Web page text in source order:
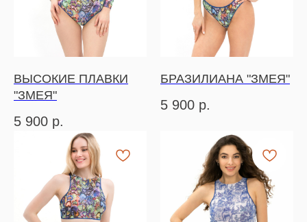
ВЫСОКИЕ ПЛАВКИ
"ЗМЕЯ"
5 900 р.
БРАЗИЛИАНА "ЗМЕЯ"
5 900 р.